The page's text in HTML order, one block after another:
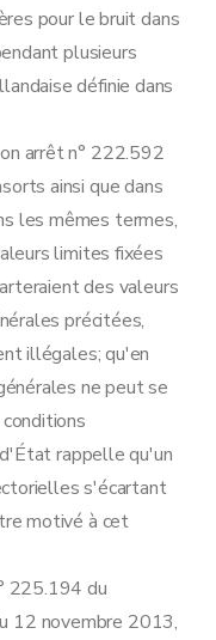
pour le bruit dans
plusieurs
définie dans
arrêt n° 222.592
ainsi que dans
les mêmes termes,
limites fixées
des valeurs
précitées,
illégales; qu'en
ne peut se
rappelle qu'un
s'écartant
motivé à cet
225.194 du
12 novembre 2013,